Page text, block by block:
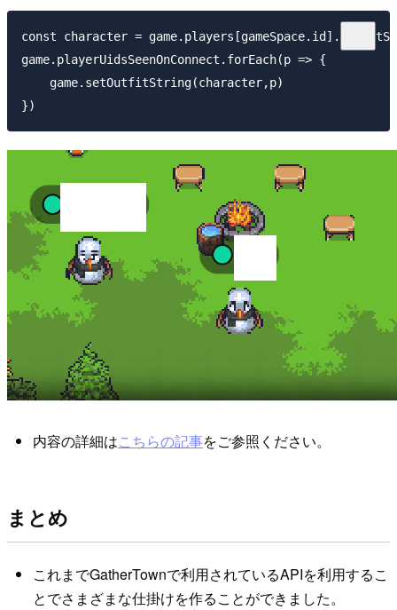
const character =
game.playerUidsSeenOnConnect.forEach(p => {
    game.setOutfitString(character,p)
内容の詳細はこちらの記事をご参照ください。
まとめ
これまでGatherTownで利用されているAPIを利用するこ
とでさまざまな仕掛けを作ることができました。